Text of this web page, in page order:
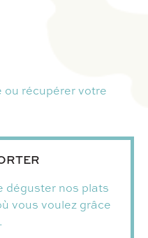
ou récupérer votre
déguster nos plats
vous voulez grâce